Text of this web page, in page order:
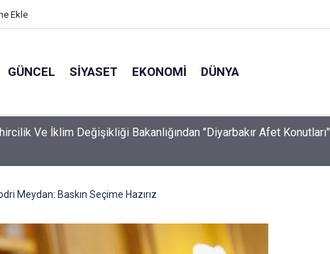
Ekle
GÜNCEL SIYASET EKONOMI DÜNYA
Ve İklim Değişikliği Bakanlığından "Diyarbakır Afet Konutları"
Meydan: Baskın Seçime Hazırız